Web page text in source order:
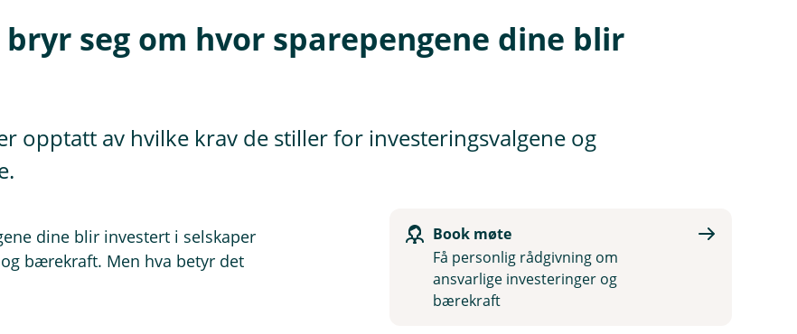
seg om hvor sparepengene dine blir
opptatt av hvilke krav de stiller for investeringsvalgene og
dine blir investert i selskaper
bærekraft. Men hva betyr det
Book møte
Få personlig rådgivning om
ansvarlige investeringer og
bærekraft